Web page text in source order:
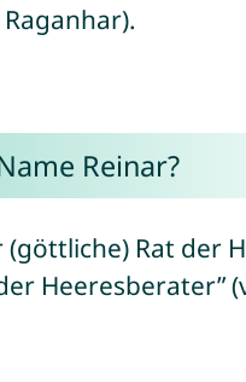
Reinar?
Rat der
Heeresberater”